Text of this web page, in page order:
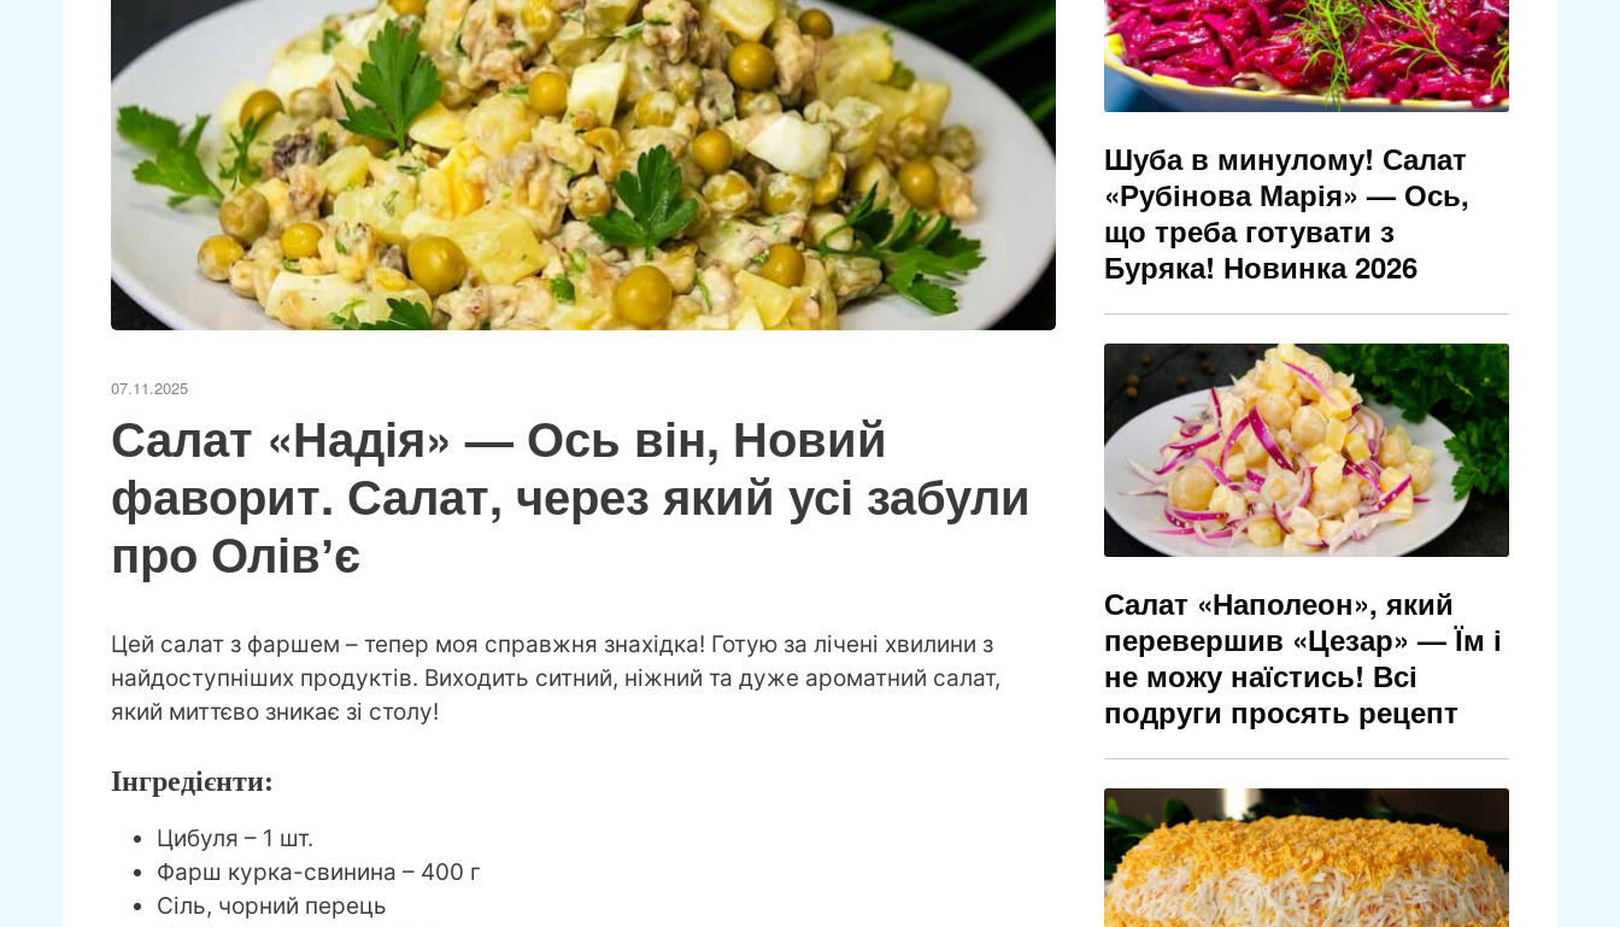
07.11.2025
Салат «Надія» — Ось він, Новий
фаворит. Салат, через який усі забули
про Олівʼє
Цей салат з фаршем – тепер моя справжня знахідка! Готую за лічені хвилини з
найдоступніших продуктів. Виходить ситний, ніжний та дуже ароматний салат,
який миттєво зникає зі столу!
Інгредієнти:
Цибуля – 1 шт.
Фарш курка-свинина – 400 г
Сіль, чорний перець
Шуба в минулому! Салат
«Рубінова Марія» — Ось,
що треба готувати з
Буряка! Новинка 2026
Салат «Наполеон», який
перевершив «Цезар» — Їм і
не можу наїстись! Всі
подруги просять рецепт